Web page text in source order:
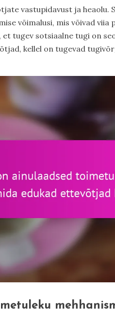
vastupidavust ja heaolu.
võimalusi, mis võivad viia
tugev sotsiaalne tugi on
kellel on tugevad